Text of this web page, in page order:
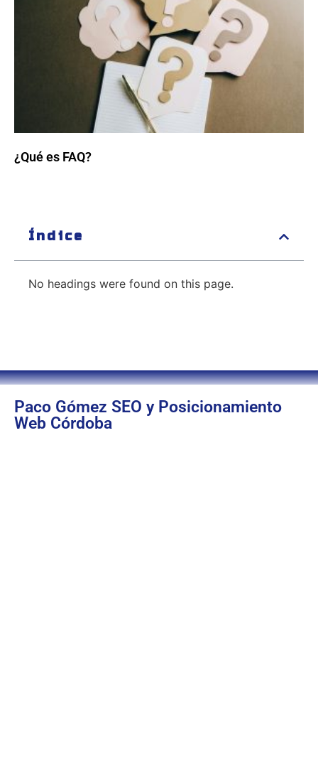
Índice
No headings were found on this page.
¿Qué es FAQ?
Paco Gómez SEO y Posicionamiento
Web Córdoba